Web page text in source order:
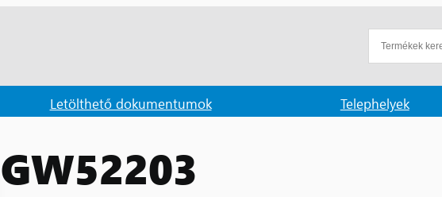
Letölthető dokumentumok Telephelyek
GW52203